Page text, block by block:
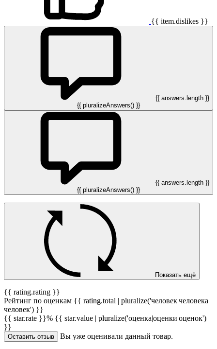
{{ item.dislikes }}
{{ answers.length }}
{{ pluralizeAnswers() }}
{{ answers.length }}
{{ pluralizeAnswers() }}
Показать ещё
{{ rating.rating }}
Рейтинг по оценкам {{ rating.total | pluralize('человек|человека|
человек') }}
{{ star.rate }}% {{ star.value | pluralize('оценка|оценки|оценок')
}}
Оставить отзыв Вы уже оценивали данный товар.